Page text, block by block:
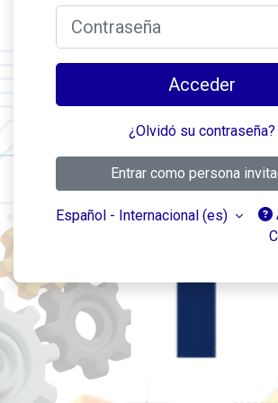
Acceder
¿Olvidó su contraseña?
Entrar como persona
Español - Internacional ‎(es)‎